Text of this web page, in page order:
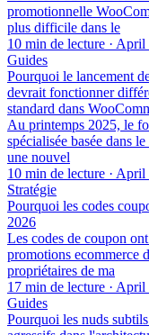
promotionnelle
plus difficile dans le
10 min de lecture · April
Guides
Pourquoi le lancement
devrait fonctionner
standard dans
Au printemps 2025, le
spécialisée basée dans
une nouvel
10 min de lecture · April
Stratégie
Pourquoi les codes
2026
Les codes de coupon
promotions ecommerce
propriétaires de ma
17 min de lecture · April
Guides
Pourquoi les nuds